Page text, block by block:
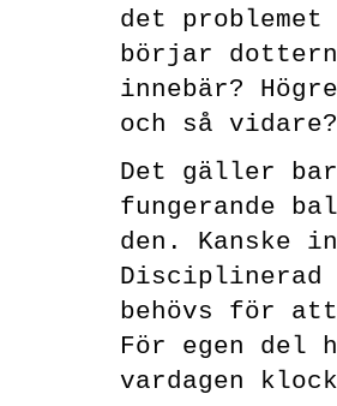
det
börjar
innebär?
och så
Det gäller
fungerande
den. Kanske
Disciplinerad
behövs för
För egen
vardagen